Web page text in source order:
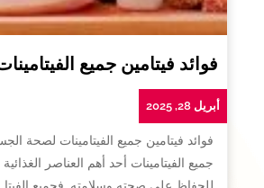
فوائد فيتامين جميع
أبريل 28, 2025
فوائد فيتامين جميع الفيتامينات لصحة
جميع الفيتامينات أحد أهم العناصر
للحفاظ على صحته وسلامته. فجميع الفيتا…